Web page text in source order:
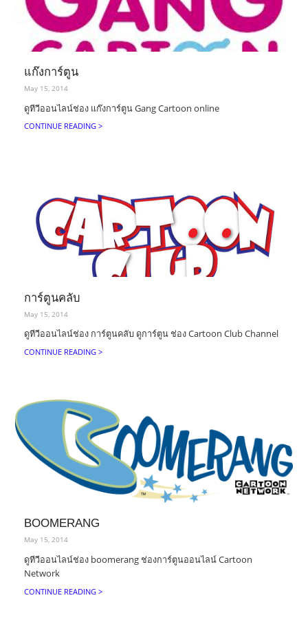
แก๊งการ์ตูน
May 15, 2014
ดูทีวีออนไลน์ช่อง แก๊งการ์ตูน Gang Cartoon online
CONTINUE READING >
การ์ตูนคลับ
May 15, 2014
ดูทีวีออนไลน์ช่อง การ์ตูนคลับ ดูการ์ตูน ช่อง Cartoon Club Channel
CONTINUE READING >
BOOMERANG
May 15, 2014
ดูทีวีออนไลน์ช่อง boomerang ช่องการ์ตูนออนไลน์ Cartoon
Network
CONTINUE READING >